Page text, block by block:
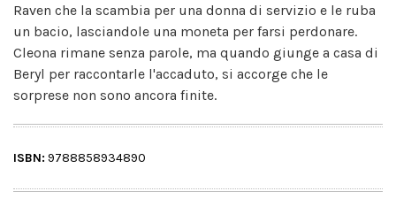
Raven che la scambia per una donna di servizio e le ruba
un bacio, lasciandole una moneta per farsi perdonare.
Cleona rimane senza parole, ma quando giunge a casa di
Beryl per raccontarle l'accaduto, si accorge che le
sorprese non sono ancora finite.
ISBN: 9788858934890